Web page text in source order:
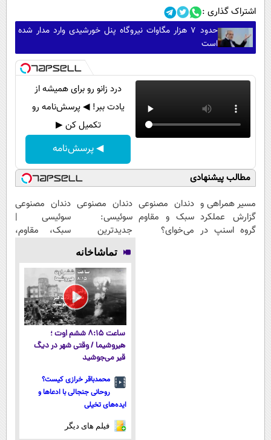
اشتراک گذاری :
حدود ۷ هزار مگاوات نیروگاه پنل خورشیدی وارد مدار شده
است
درد زانو رو برای همیشه از
یادت ببر! ◀ پرسش‌نامه رو
تکمیل کن ▶
◀ پرسش‌نامه
مطالب پیشنهادی
مسیر همراهی و
گزارش عملکرد
گروه اسنپ در
دندان مصنوعی
سبک و مقاوم
می‌خوای؟
دندان مصنوعی
سوئیسی:
جدیدترین
فناوری اروپا،
سبک و مقاوم |
پرداخت قسطی
دندان مصنوعی
سوئیسی |
سبک، مقاوم،
اقساطی😍
تماشاخانه
ساعت ۸:۱۵ ششم اوت ؛
هیروشیما / وقتی شهر در دیگ
قیر می‌جوشید
محمدباقر خرازی کیست؟
روحانی جنجالی با ادعاها و
ایده‌های تخیلی
فیلم های دیگر